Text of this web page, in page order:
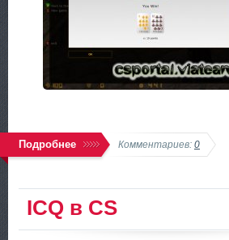
Подробнее Комментариев: 0
ICQ в CS